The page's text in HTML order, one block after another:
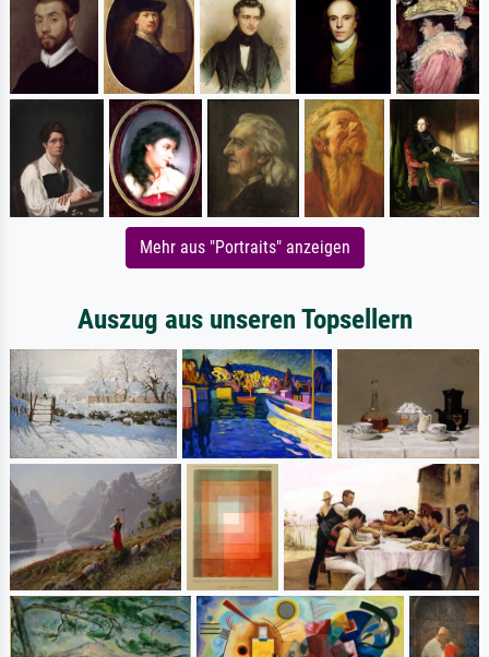
Mehr aus "Portraits" anzeigen
Auszug aus unseren Topsellern